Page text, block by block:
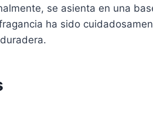
se asienta en una
ha sido